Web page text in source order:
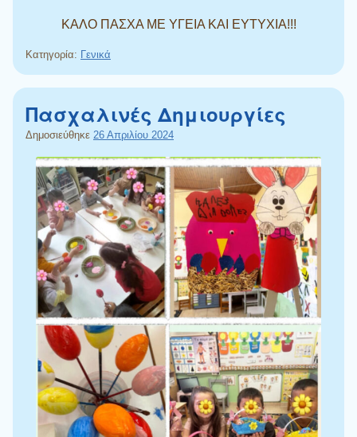
ΚΑΛΟ ΠΑΣΧΑ ΜΕ ΥΓΕΙΑ ΚΑΙ ΕΥΤΥΧΙΑ!!!
Κατηγορία: Γενικά
Πασχαλινές Δημιουργίες
Δημοσιεύθηκε 26 Απριλίου 2024